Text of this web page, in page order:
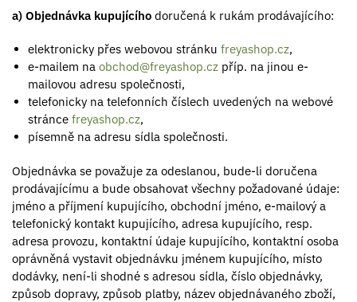
a) Objednávka kupujícího doručená k rukám prodávajícího:
elektronicky přes webovou stránku freyashop.cz,
e-mailem na obchod@freyashop.cz příp. na jinou e-
mailovou adresu společnosti,
telefonicky na telefonních číslech uvedených na webové
stránce freyashop.cz,
písemně na adresu sídla společnosti.
Objednávka se považuje za odeslanou, bude-li doručena
prodávajícímu a bude obsahovat všechny požadované údaje:
jméno a příjmení kupujícího, obchodní jméno, e-mailový a
telefonický kontakt kupujícího, adresa kupujícího, resp.
adresa provozu, kontaktní údaje kupujícího, kontaktní osoba
oprávněná vystavit objednávku jménem kupujícího, místo
dodávky, není-li shodné s adresou sídla, číslo objednávky,
způsob dopravy, způsob platby, název objednávaného zboží,